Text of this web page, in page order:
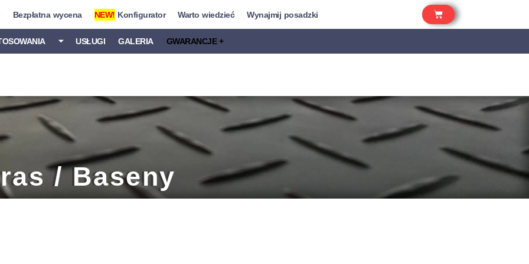
Bezpłatna wycena NEW! Konfigurator Warto wiedzieć Wynajmij posadzki
⏷ USŁUGI GALERIA GWARANCJE +
/ Baseny